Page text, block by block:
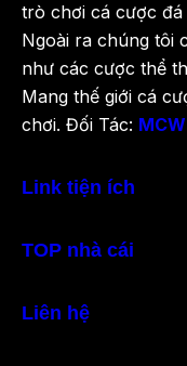
trò chơi cá cược đá
Ngoài ra chúng tôi
như các cược thể
Mang thế giới cá
chơi. Đối Tác: MCW
Link tiện ích
TOP nhà cái
Liên hệ